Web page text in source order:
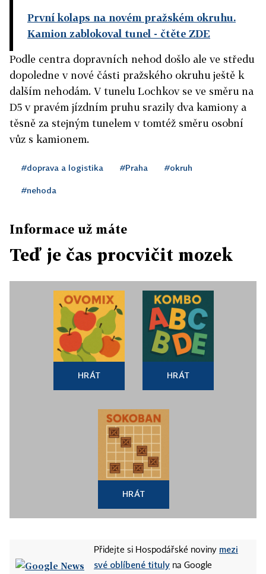
První kolaps na novém pražském okruhu.
Kamion zablokoval tunel - čtěte ZDE
Podle centra dopravních nehod došlo ale ve středu
dopoledne v nové části pražského okruhu ještě k
dalším nehodám. V tunelu Lochkov se ve směru na
D5 v pravém jízdním pruhu srazily dva kamiony a
těsně za stejným tunelem v tomtéž směru osobní
vůz s kamionem.
#doprava a logistika #Praha #okruh
#nehoda
Informace už máte
Teď je čas procvičit mozek
HRÁT HRÁT
HRÁT
Přidejte si Hospodářské noviny mezi
své oblíbené tituly na Google